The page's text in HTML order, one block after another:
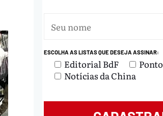
ESCOLHA AS LISTAS QUE DESEJA ASSINAR:
Editorial BdF
Ponto
Notícias da China